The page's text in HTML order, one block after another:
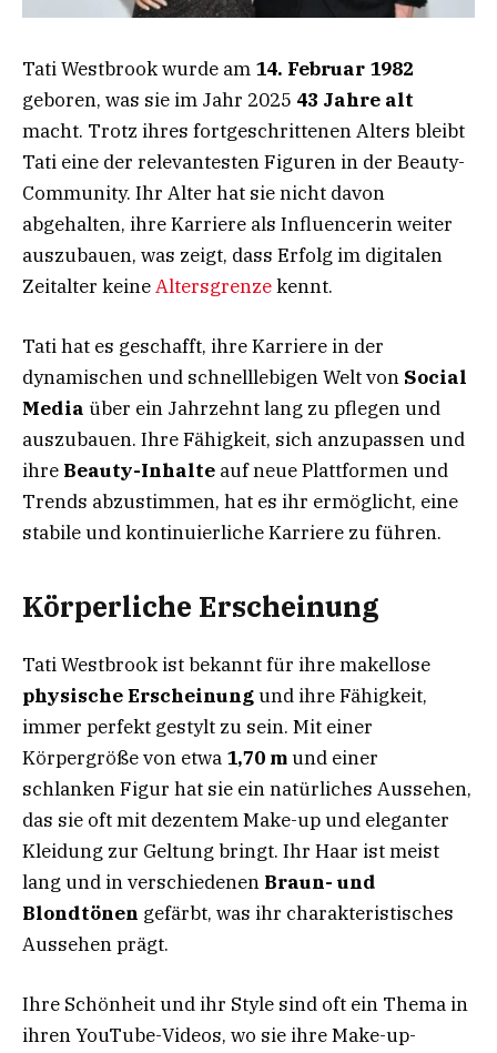
Tati Westbrook wurde am 14. Februar 1982
geboren, was sie im Jahr 2025 43 Jahre alt
macht. Trotz ihres fortgeschrittenen Alters bleibt
Tati eine der relevantesten Figuren in der Beauty-
Community. Ihr Alter hat sie nicht davon
abgehalten, ihre Karriere als Influencerin weiter
auszubauen, was zeigt, dass Erfolg im digitalen
Zeitalter keineAltersgrenzekennt.
Tati hat es geschafft, ihre Karriere in der
dynamischen und schnelllebigen Welt von Social
Media über ein Jahrzehnt lang zu pflegen und
auszubauen. Ihre Fähigkeit, sich anzupassen und
ihre Beauty-Inhalte auf neue Plattformen und
Trends abzustimmen, hat es ihr ermöglicht, eine
stabile und kontinuierliche Karriere zu führen.
Körperliche Erscheinung
Tati Westbrook ist bekannt für ihre makellose
physische Erscheinungund ihre Fähigkeit,
immer perfekt gestylt zu sein. Mit einer
Körpergröße von etwa 1,70 mund einer
schlanken Figur hat sie ein natürliches Aussehen,
das sie oft mit dezentem Make-up und eleganter
Kleidung zur Geltung bringt. Ihr Haar ist meist
lang und in verschiedenen Braun- und
Blondtönen gefärbt, was ihr charakteristisches
Aussehen prägt.
Ihre Schönheit und ihr Style sind oft ein Thema in
ihren YouTube-Videos, wo sie ihre Make-up-